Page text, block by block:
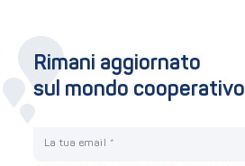
Rimani aggiornato
sul mondo cooperativo